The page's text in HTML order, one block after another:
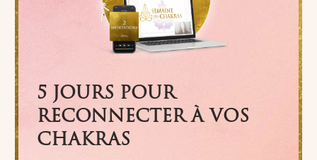
5 JOURS POUR
RECONNECTER À VOS
CHAKRAS